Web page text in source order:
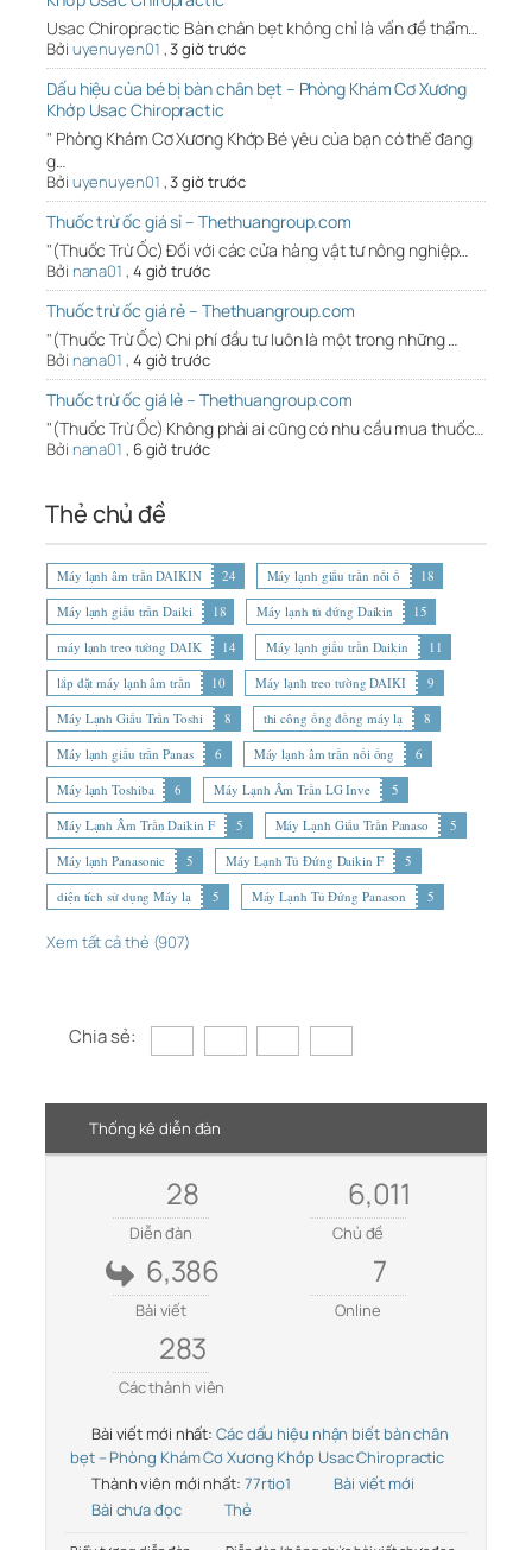
Usac Chiropractic Bàn chân bẹt không chỉ là vấn đề thẩm…
Bởi uyenuyen01 ,3 giờ trước
Dấu hiệu của bé bị bàn chân bẹt – Phòng Khám Cơ Xương
Khớp Usac Chiropractic
" Phòng Khám Cơ Xương Khớp Bé yêu của bạn có thể đang
g…
Bởi uyenuyen01 ,3 giờ trước
Thuốc trừ ốc giá sỉ – Thethuangroup.com
"(Thuốc Trừ Ốc) Đối với các cửa hàng vật tư nông nghiệp…
Bởi nana01 , 4 giờ trước
Thuốc trừ ốc giá rẻ – Thethuangroup.com
"(Thuốc Trừ Ốc) Chi phí đầu tư luôn là một trong những …
Bởi nana01 , 4 giờ trước
Thuốc trừ ốc giá lẻ – Thethuangroup.com
"(Thuốc Trừ Ốc) Không phải ai cũng có nhu cầu mua thuốc…
Bởi nana01 , 6 giờ trước
Thẻ chủ đề
Máy lạnh âm trần DAIKIN 24 Máy lạnh giấu trần nối ố
18
Máy lạnh giấu trần Daiki
18 Máy lạnh tủ đứng Daikin
15
máy lạnh treo tường DAIK
14 Máy lạnh giấu trần Daikin
11
lắp đặt máy lạnh âm trần
10 Máy lạnh treo tường DAIKI
9
Máy Lạnh Giấu Trần Toshi
8 thi công ống đồng máy lạ
8
Máy lạnh giấu trần Panas
6 Máy lạnh âm trần nối ống
6
Máy lạnh Toshiba
6 Máy Lạnh Âm Trần LG Inve
5
Máy Lạnh Âm Trần Daikin F
5 Máy Lạnh Giấu Trần Panaso
5
Máy lạnh Panasonic
5 Máy Lạnh Tủ Đứng Daikin F
5
diện tích sử dụng Máy lạ
5 Máy Lạnh Tủ Đứng Panason 5
Xem tất cả thẻ (907)
Chia sẻ:
Thống kê diễn đàn
28
Diễn đàn
6,011
Chủ đề
6,386
Bài viết
7
Online
283
Các thành viên
Bài viết mới nhất: Các dấu hiệu nhận biết bàn chân
bẹt – Phòng Khám Cơ Xương Khớp Usac Chiropractic
Thành viên mới nhất: 77rtio1
Bài viết mới
Bài chưa đọc
Thẻ